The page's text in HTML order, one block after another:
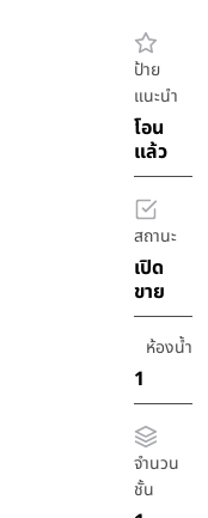
ป้าย
แนะนำ
โอน
แล้ว
สถานะ
เปิด
ขาย
ห้องน้ำ
1
จำนวน
ชั้น